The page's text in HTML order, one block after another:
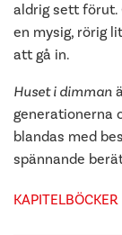
aldrig sett förut.
en mysig, rörig
att gå in.
Huset i dimman
generationerna
blandas med
spännande
KAPITELBÖCKER